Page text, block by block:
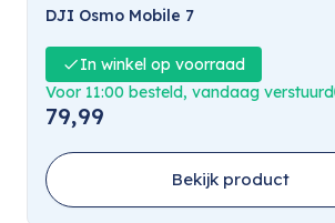
DJI Osmo Mobile 7
In winkel op voorraad
Voor 11:00 besteld, vandaag verstuurd
79,99
Bekijk product